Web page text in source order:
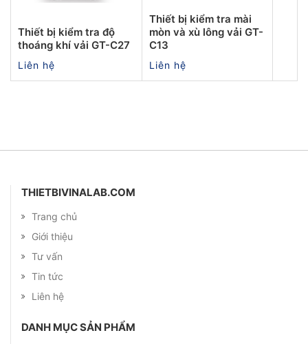
Thiết bị kiểm tra độ
thoáng khí vải GT-C27
Liên hệ
Thiết bị kiểm tra mài
mòn và xù lông vải GT-
C13
Liên hệ
THIETBIVINALAB.COM
Trang chủ
Giới thiệu
Tư vấn
Tin tức
Liên hệ
DANH MỤC SẢN PHẨM